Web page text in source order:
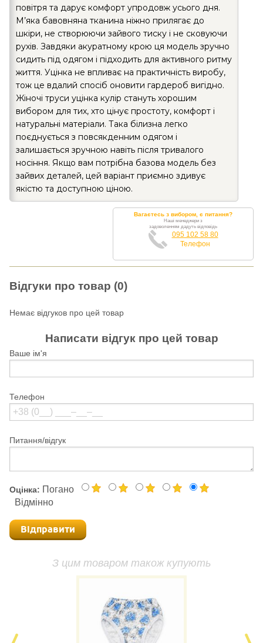
повітря та дарує комфорт упродовж усього дня.
М’яка бавовняна тканина ніжно прилягає до
шкіри, не створюючи зайвого тиску і не сковуючи
рухів. Завдяки акуратному крою ця модель зручно
сидить під одягом і підходить для активного ритму
життя. Уцінка не впливає на практичність виробу,
тож це вдалий спосіб оновити гардероб вигідно.
Жіночі труси уцінка кулір стануть хорошим
вибором для тих, хто цінує простоту, комфорт і
натуральні матеріали. Така білизна легко
поєднується з повсякденним одягом і
залишається зручною навіть після тривалого
носіння. Якщо вам потрібна базова модель без
зайвих деталей, цей варіант приємно здивує
якістю та доступною ціною.
Вагаєтесь з вибором, є питання?
Наші менеджери з
задоволенням дадуть відповідь
095 102 58 80
Телефон
Відгуки про товар (0)
Немає відгуков про цей товар
Написати відгук про цей товар
Ваше ім'я
Телефон
Питання/відгук
Оцінка: Погано
Відмінно
Відправити
З цим товаром також купують